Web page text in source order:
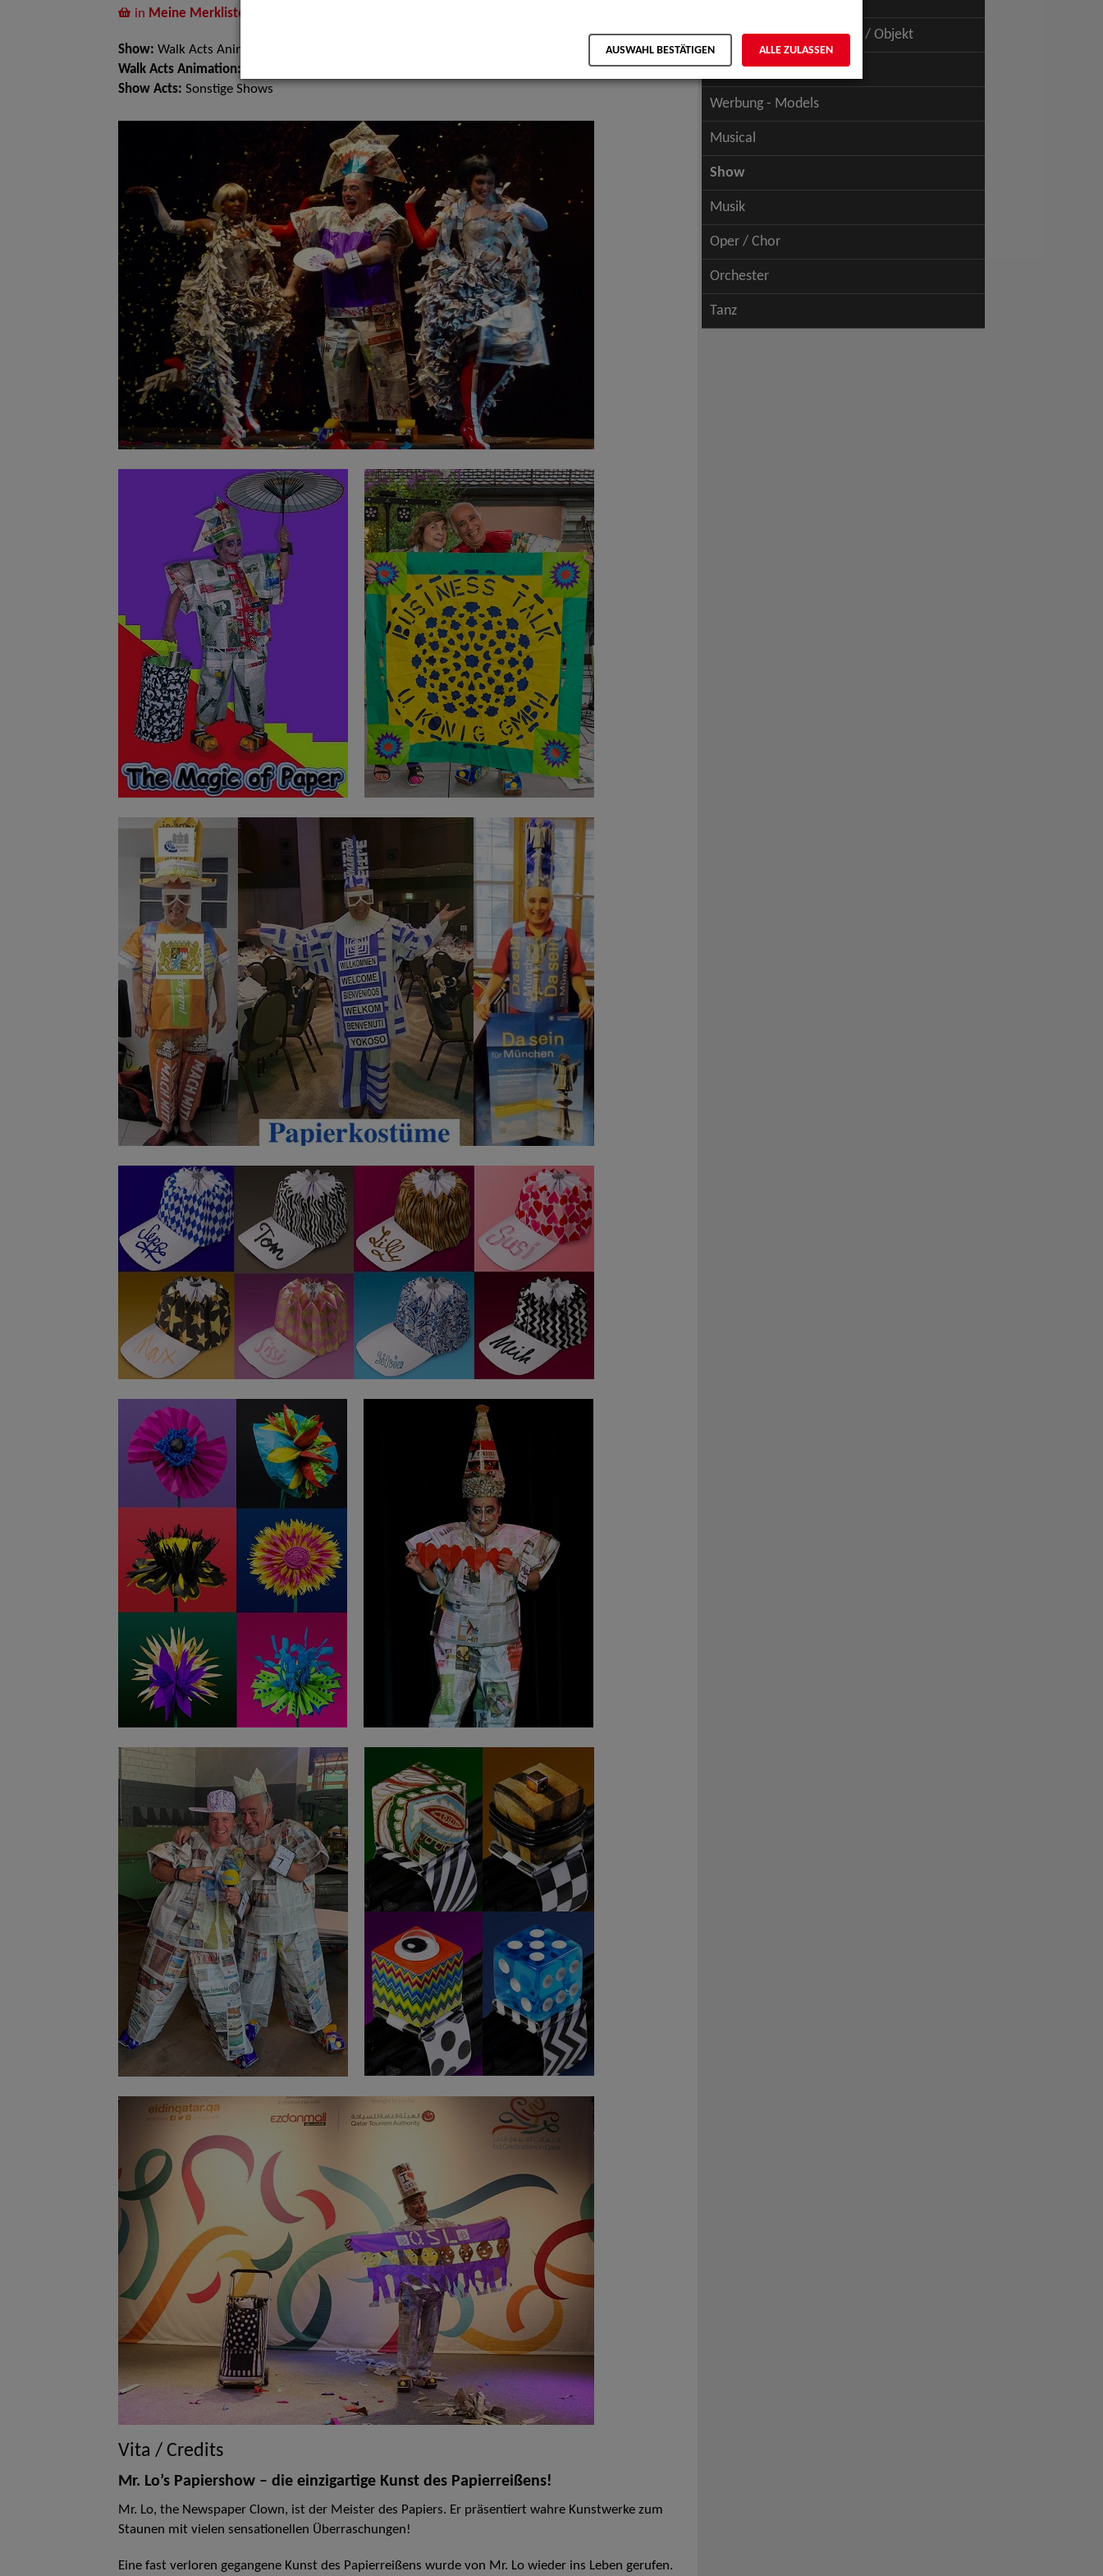
in Meine Merkliste
Show: Walk Acts Animation
Walk Acts Animation:
Show Acts: Sonstige Shows
Vita / Credits
Mr. Lo’s Papiershow – die einzigartige Kunst des Papierreißens!
Mr. Lo, the Newspaper Clown, ist der Meister des Papiers. Er präsentiert wahre Kunstwerke zum
Staunen mit vielen sensationellen Überraschungen!
Eine fast verloren gegangene Kunst des Papierreißens wurde von Mr. Lo wieder ins Leben gerufen.
Schauspiel - Figur / Puppe / Objekt
Werbung - Talents
Werbung - Models
Musical
Show
Musik
Oper / Chor
Orchester
Tanz
AUSWAHL BESTÄTIGEN ALLE ZULASSEN